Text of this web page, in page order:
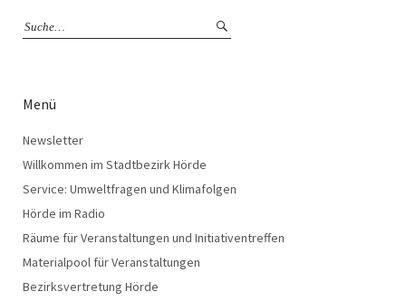
Menü
Newsletter
Willkommen im Stadtbezirk Hörde
Service: Umweltfragen und Klimafolgen
Hörde im Radio
Räume für Veranstaltungen und Initiativentreffen
Materialpool für Veranstaltungen
Bezirksvertretung Hörde